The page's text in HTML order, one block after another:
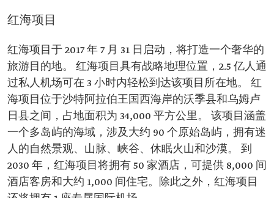
红海项目
红海项目于 2017 年 7 月 31 日启动，将打造一个奢华的
旅游目的地。 红海项目具有战略地理位置，2.5 亿人通
过私人机场可在 3 小时内轻松到达该项目所在地。 红
海项目位于沙特阿拉伯王国西海岸的沃季县和乌姆卢
日县之间，占地面积为 34,000 平方公里。 该项目涵盖
一个多岛屿的海域，涉及大约 90 个原始岛屿，拥有迷
人的自然景观、山脉、峡谷、休眠火山和沙漠。 到
2030 年，红海项目将拥有 50 家酒店，可提供 8,000 间
酒店客房和大约 1,000 间住宅。除此之外，红海项目